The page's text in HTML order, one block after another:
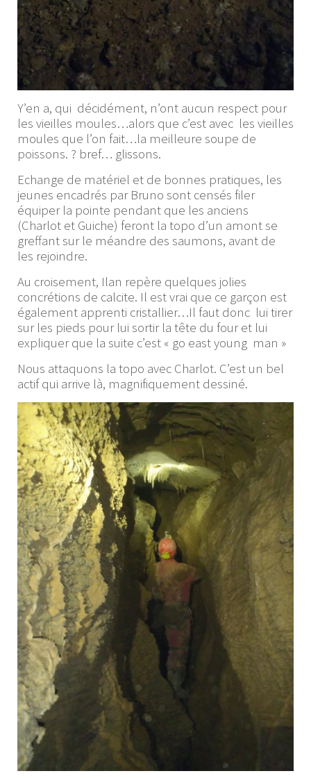
Y’en a, qui décidément, n’ont aucun respect pour
les vieilles moules…alors que c’est avec les vieilles
moules que l’on fait…la meilleure soupe de
poissons. ? bref… glissons.
Echange de matériel et de bonnes pratiques, les
jeunes encadrés par Bruno sont censés filer
équiper la pointe pendant que les anciens
(Charlot et Guiche) feront la topo d’un amont se
greffant sur le méandre des saumons, avant de
les rejoindre.
Au croisement, Ilan repère quelques jolies
concrétions de calcite. Il est vrai que ce garçon est
également apprenti cristallier…Il faut donc lui tirer
sur les pieds pour lui sortir la tête du four et lui
expliquer que la suite c’est « go east young man »
Nous attaquons la topo avec Charlot. C’est un bel
actif qui arrive là, magnifiquement dessiné.